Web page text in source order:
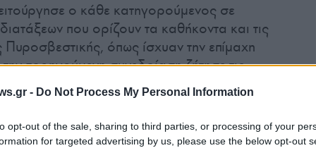
- Do Not Process My Personal Information
opt-out of the sale, sharing to third parties, or processing of your
for targeted advertising by us, please use the below opt-out
ο κάθε κατηγορούμενος σε
που ορίζουν τα καθήκοντα και τις
όπως ίσχυαν την επίμαχη
προηγούμενη συνεδρίαση ζήτησε τις
πράξεις, όπως διατυπώνονται στο
για άλλες πράξεις που αποδίδονται
Με ίδιο κριτήριο ζήτησε και τις